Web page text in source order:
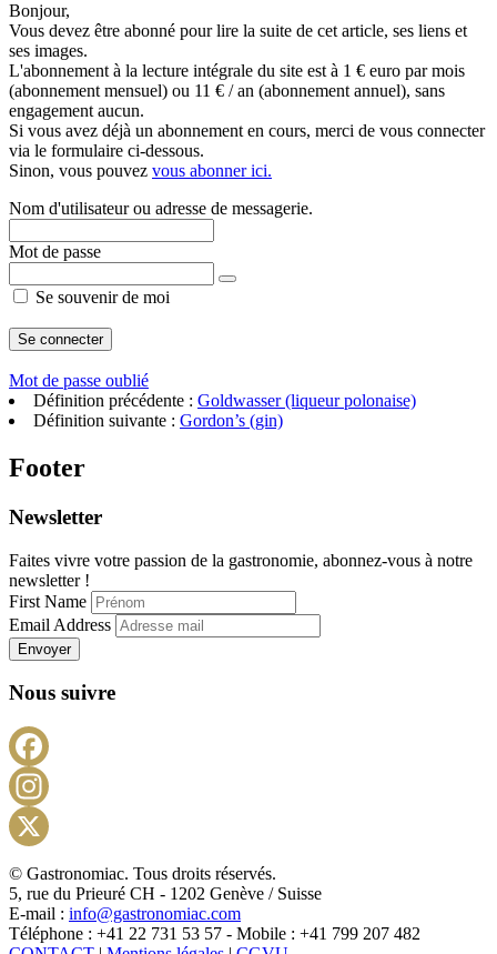
Bonjour,
Vous devez être abonné pour lire la suite de cet article, ses liens et
ses images.
L'abonnement à la lecture intégrale du site est à 1 € euro par mois
(abonnement mensuel) ou 11 € / an (abonnement annuel), sans
engagement aucun.
Si vous avez déjà un abonnement en cours, merci de vous connecter
via le formulaire ci-dessous.
Sinon, vous pouvez vous abonner ici.
Nom d'utilisateur ou adresse de messagerie.
Mot de passe
Se souvenir de moi
Mot de passe oublié
Définition précédente : Goldwasser (liqueur polonaise)
Définition suivante : Gordon’s (gin)
Footer
Newsletter
Faites vivre votre passion de la gastronomie, abonnez-vous à notre
newsletter !
First Name
Email Address
Envoyer
Nous suivre
X
© Gastronomiac. Tous droits réservés.
5, rue du Prieuré CH - 1202 Genève / Suisse
E-mail : info@gastronomiac.com
Téléphone : +41 22 731 53 57 - Mobile : +41 799 207 482